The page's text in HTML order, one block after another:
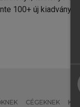
100+ új kiadvány.
CÉGEKNEK